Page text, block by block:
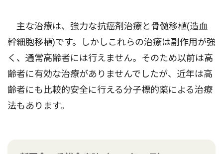
主な治療は、強力な抗癌剤治療と骨髄移植(造血
幹細胞移植)です。しかしこれらの治療は副作用が強
く、通常高齢者には行えません。そのため以前は高
齢者に有効な治療がありませんでしたが、近年は高
齢者にも比較的安全に行える分子標的薬による治療
法もあります。